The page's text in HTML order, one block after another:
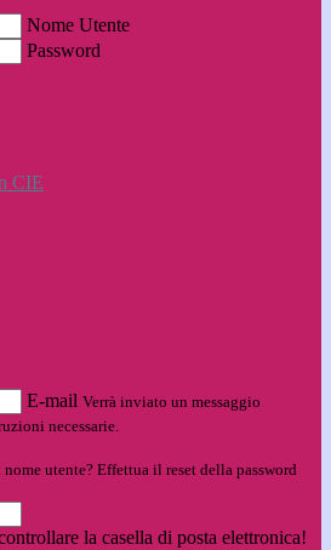
Nome Utente
Password
CIE
E-mail Verrà inviato un messaggio
necessarie.
utente? Effettua il reset della password
la casella di posta elettronica!